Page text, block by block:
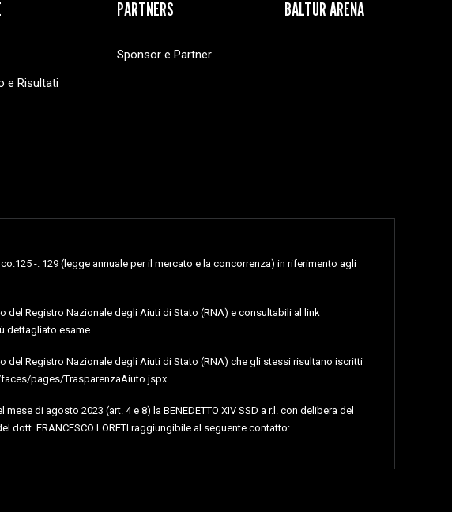
e Risultati
PARTNERS
Sponsor e Partner
BALTUR ARENA
-. 129 (legge annuale per il mercato e la concorrenza) in riferimento agli
Registro Nazionale degli Aiuti di Stato (RNA) e consultabili al link
dettagliato esame
Registro Nazionale degli Aiuti di Stato (RNA) che gli stessi risultano iscritti
pages/TrasparenzaAiuto.jspx
di agosto 2023 (art. 4 e 8) la BENEDETTO XIV SSD a r.l. con delibera del
FRANCESCO LORETI raggiungibile al seguente contatto: